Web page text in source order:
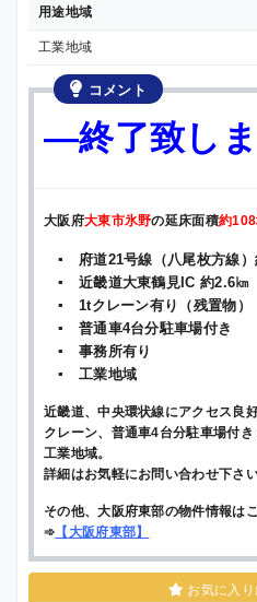
用途地域
工業地域
コメント
—終了致し
大阪府大東市氷野の延床面積約
▪ 府道21号線（八尾枚方線）
▪ 近畿道大東鶴見IC 約2.6㎞
▪ 1tクレーン有り（残置物）
▪ 普通車4台分駐車場付き
▪ 事務所有り
▪ 工業地域
近畿道、中央環状線にアクセス良好
クレーン、普通車4台分駐車場付き
工業地域。
詳細はお気軽にお問い合わせ下さい
その他、大阪府東部の物件情報は
➾ 【大阪府東部】
お気に入